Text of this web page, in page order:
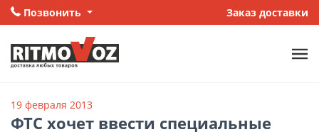
Позвонить Заказ доставки
19 февраля 2013
ФТС хочет ввести специальные